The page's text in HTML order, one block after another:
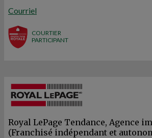
Courriel
COURTIER
PARTICIPANT
Royal LePage Tendance, Agence
(Franchisé indépendant et